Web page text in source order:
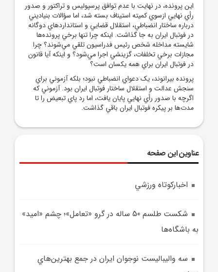
اين پرونده، در نهايت با عدم توافق پرسپوليس و تراکتور و صدور
رأي نهايي ازسوي کميته استيناف بسته شد، اما سؤالات بنياديني
درباره ساختار انضباطي، استقلال قضايي و استاندارد‌هاي دوگانه
در فوتبال ايران به جا گذاشت. اينکه چرا تنها برخي پرونده‌ها
شايسته مداخله شخص رئيس فدراسيون تلقي مي‌شوند؟ چرا
مجازات برخي تخلفات، گزينشي اجرا مي‌شود؟ و اينکه آيا قانون
در فوتبال ايران براي همه يکسان است؟
پرونده بيرانوند، يک دعواي انضباطي نبود؛ بلکه آزموني براي
سنجش عدالت و استقلال ساختار فوتبال ايران بود. آزموني که
اگرچه با صدور رأي نهايي پايان يافت، اما رد پاي تبعيض را تا
مدت‌ها بر پيکره فوتبال ايران باقي گذاشت.
عناوین این صفحه
اخبارکوتاه ورزشي
شکست طلسم 50 ساله در گرو «تعامل»؛ چشم «اميد»
به باشگاه‌ها
سه واليباليست نوجوان ايران در جمع بهترين‌هاي